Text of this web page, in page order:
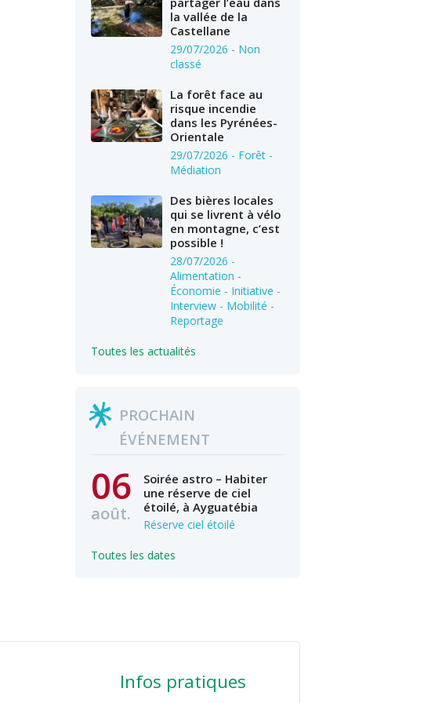
la vallée de la
Castellane
29/07/2026 - Non
classé
La forêt face au
risque incendie
dans les Pyrénées-
Orientale
29/07/2026 - Forêt -
Médiation
Des bières locales
qui se livrent à vélo
en montagne, c’est
possible !
28/07/2026 -
Alimentation -
Économie - Initiative -
Interview - Mobilité -
Reportage
Toutes les actualités
PROCHAIN
ÉVÉNEMENT
06
août.
Soirée astro – Habiter
une réserve de ciel
étoilé, à Ayguatébia
Réserve ciel étoilé
Toutes les dates
Infos pratiques